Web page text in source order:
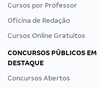
Cursos por Professor
Oficina de Redação
Cursos Online Gratuitos
CONCURSOS PÚBLICOS EM
DESTAQUE
Concursos Abertos